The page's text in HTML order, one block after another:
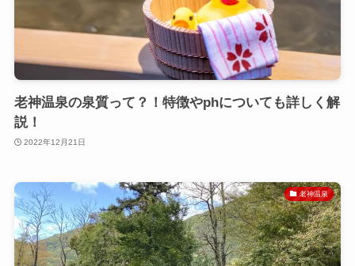
老神温泉の泉質って？！特徴やphについても詳しく解
説！
2022年12月21日
老神温泉